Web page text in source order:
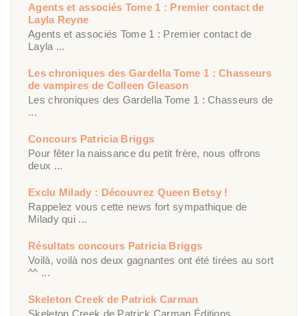
Agents et associés Tome 1 : Premier contact de
Layla Reyne
Agents et associés Tome 1 : Premier contact de
Layla ...
Les chroniques des Gardella Tome 1 : Chasseurs
de vampires de Colleen Gleason
Les chroniques des Gardella Tome 1 : Chasseurs de
...
Concours Patricia Briggs
Pour fêter la naissance du petit frère, nous offrons
deux ...
Exclu Milady : Découvrez Queen Betsy !
Rappelez vous cette news fort sympathique de
Milady qui ...
Résultats concours Patricia Briggs
Voilà, voilà nos deux gagnantes ont été tirées au sort
^^ ...
Skeleton Creek de Patrick Carman
Skeleton Creek de Patrick Carman Éditions ...